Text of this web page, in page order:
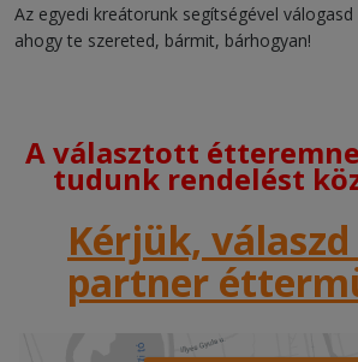
Az egyedi kreátorunk segítségével
ahogy te szereted, bármit, bárhogyan!
A választott
tudunk rendelést
Kérjük,
partner